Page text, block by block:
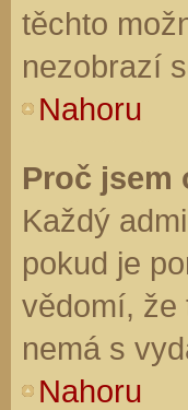
těchto
nezobrazí
Nahoru
Proč jsem
Každý
pokud je
vědomí, že
nemá s
Nahoru